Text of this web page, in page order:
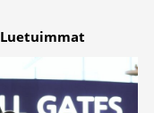
Luetuimmat